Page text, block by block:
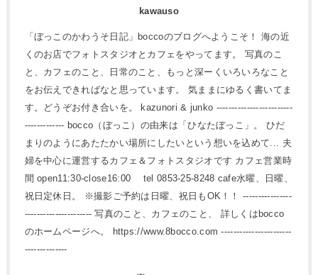
kawauso
「ぼっこのかわうそ日記」boccoのブログへようこそ！ 海の近
くのお店でフォトスタジオとカフェをやってます。 写真のこ
と、カフェのこと、日常のこと、もっと深ーくいろいろなこと
をお伝えできればなと思っています。 気ままにゆるく書いてま
す。どうぞお付き合いを。 kazunori & junko -------------------------
------------- bocco（ぼっこ）の由来は「ひなたぼっこ」。 ひだ
まりのようにあたたかい場所にしたいという想いを込めて... 夫
婦を中心に運営するカフェ＆フォトスタジオです カフェ営業時
間 open11:30-close16:00 tel 0853-25-8248 cafe水曜、日曜、
祝日定休日。 ※撮影ご予約は日曜、祝日もOK！！ ----------------
---------------------- 写真のこと、カフェのこと、 詳しくはbocco
のホームページへ。 https://www.8bocco.com -----------------------
--------------